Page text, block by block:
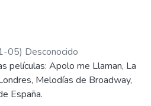
05) Desconocido
películas: Apolo me Llaman, La
Melodías de Broadway,
España.